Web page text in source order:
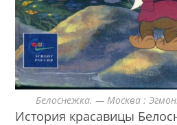
Белоснежка. — Москва :
История красавицы